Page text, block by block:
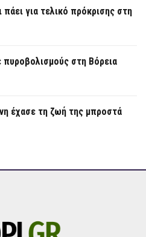
για τελικό πρόκρισης στη
στη Βόρεια
έχασε τη ζωή της μπροστά